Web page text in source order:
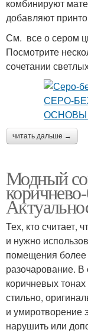
комбинируют
добавляют
См. все о сером
Посмотрите
сочетании
читать дальше →
Модный
Тех, кто считает,
и нужно
помещения более
разочарование.
коричневых
стильно,
и умиротворение
нарушить или